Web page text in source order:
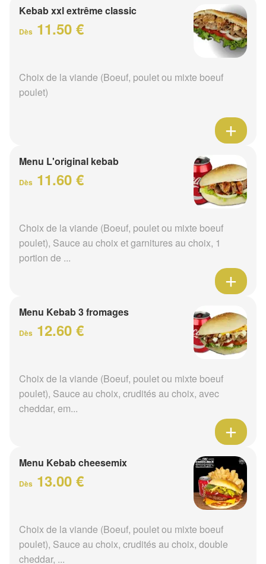
Kebab xxl extrême classic
Dès 11.50 €
Choix de la viande (Boeuf, poulet ou mixte boeuf
poulet)
Menu L'original kebab
Dès 11.60 €
Choix de la viande (Boeuf, poulet ou mixte boeuf
poulet), Sauce au choix et garnitures au choix, 1
portion de ...
Menu Kebab 3 fromages
Dès 12.60 €
Choix de la viande (Boeuf, poulet ou mixte boeuf
poulet), Sauce au choix, crudités au choix, avec
cheddar, em...
Menu Kebab cheesemix
Dès 13.00 €
Choix de la viande (Boeuf, poulet ou mixte boeuf
poulet), Sauce au choix, crudités au choix, double
cheddar, ...